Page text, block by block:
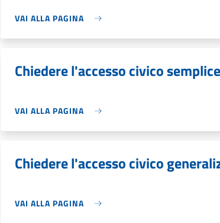
VAI ALLA PAGINA
Chiedere l'accesso civico semplice
VAI ALLA PAGINA
Chiedere l'accesso civico
VAI ALLA PAGINA